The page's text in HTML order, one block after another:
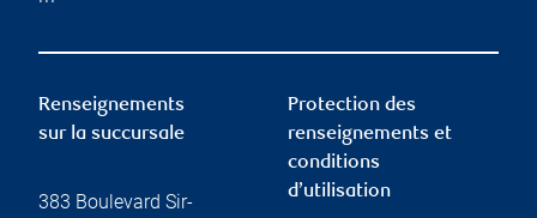
Renseignements
sur la succursale
383 Boulevard Sir-
Protection des
renseignements et
conditions
d’utilisation